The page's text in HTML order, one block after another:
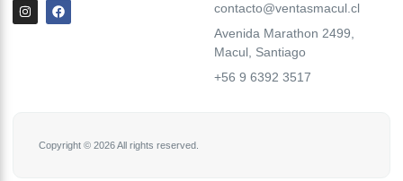
contacto@ventasmacul.cl
Avenida Marathon 2499,
Macul, Santiago
+56 9 6392 3517
Copyright © 2026 All rights reserved.